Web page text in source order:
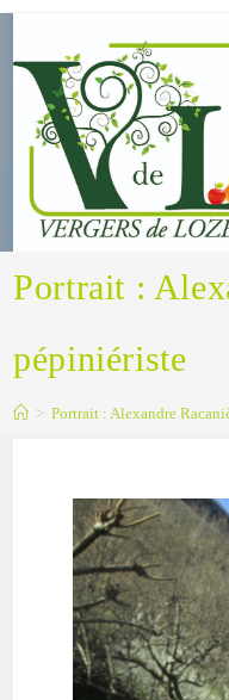
Portrait :
pépiniériste
> Portrait : Alexandre